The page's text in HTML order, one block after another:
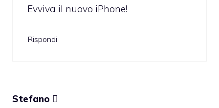
Evviva il nuovo iPhone!
Rispondi
Stefano 